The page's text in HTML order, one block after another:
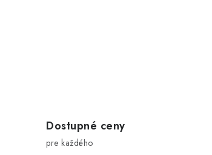
Dostupné ceny
pre každého